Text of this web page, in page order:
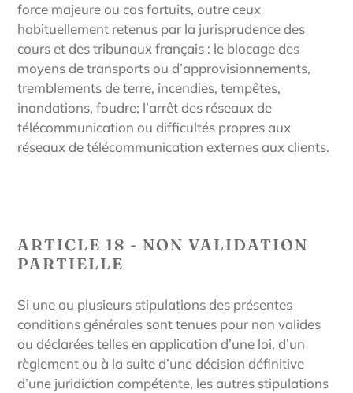
force majeure ou cas fortuits, outre ceux
habituellement retenus par la jurisprudence des
cours et des tribunaux français : le blocage des
moyens de transports ou d’approvisionnements,
tremblements de terre, incendies, tempêtes,
inondations, foudre; l’arrêt des réseaux de
télécommunication ou difficultés propres aux
réseaux de télécommunication externes aux clients.
ARTICLE 18 - NON VALIDATION
PARTIELLE
Si une ou plusieurs stipulations des présentes
conditions générales sont tenues pour non valides
ou déclarées telles en application d’une loi, d’un
règlement ou à la suite d’une décision définitive
d’une juridiction compétente, les autres stipulations